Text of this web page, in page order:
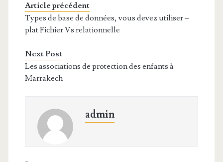
Article précédent
Types de base de données, vous devez utiliser –
plat Fichier Vs relationnelle
Next Post
Les associations de protection des enfants à
Marrakech
admin